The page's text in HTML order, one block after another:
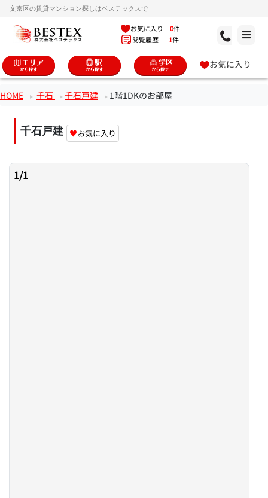
文京区の賃貸マンション探しはベステックスで
お気に入り 0件
閲覧履歴 1件
お気に入り
HOME 千石 千石戸建 1階1DKのお部屋
千石戸建 ♥お気に入り
1/1